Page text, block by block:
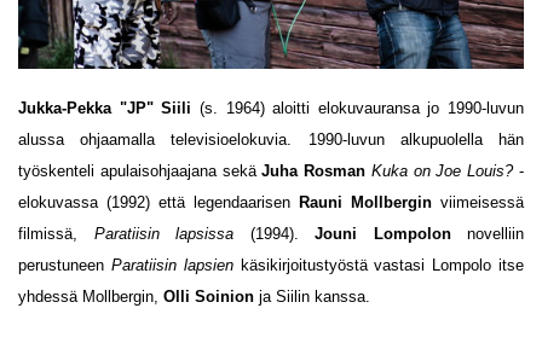
Jukka-Pekka "JP" Siili (s. 1964) aloitti elokuvauransa jo 1990-luvun
alussa ohjaamalla televisioelokuvia. 1990-luvun alkupuolella hän
työskenteli apulaisohjaajana sekäJuha Rosman Kuka on Joe Louis?-
elokuvassa (1992) että
legendaarisen Rauni Mollbergin viimeisessä
filmissä, Paratiisin lapsissa (1994). Jouni Lompolon novelliin
perustuneen Paratiisin lapsien käsikirjoitustyöstä vastasi Lompolo itse
yhdessä Mollbergin, Olli Soinion ja Siilin kanssa.